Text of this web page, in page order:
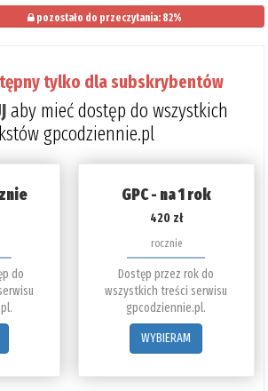
pozostało do przeczytania: 82%
tylko dla subskrybentów
aby mieć dostęp do wszystkich
gpcodziennie.pl
do
GPC - na 1 rok
420 zł
rocznie
Dostęp przez rok do
wszystkich treści serwisu
gpcodziennie.pl.
WYBIERAM